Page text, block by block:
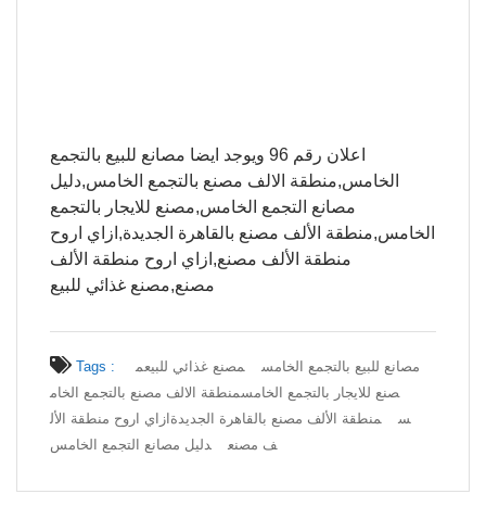
اعلان رقم 96 ويوجد ايضا مصانع للبيع بالتجمع
الخامس,منطقة الالف مصنع بالتجمع الخامس,دليل
مصانع التجمع الخامس,مصنع للايجار بالتجمع
الخامس,منطقة الألف مصنع بالقاهرة الجديدة,ازاي اروح
منطقة الألف مصنع,ازاي اروح منطقة الألف
مصنع,مصنع غذائي للبيع
Tags : مصانع للبيع بالتجمع الخامس مصنع غذائي للبيعم
صنع للايجار بالتجمع الخامسمنطقة الالف مصنع بالتجمع الخام
س
منطقة الألف مصنع بالقاهرة الجديدة ازاي اروح منطقة الأل
ف مصنع
دليل مصانع التجمع الخامس